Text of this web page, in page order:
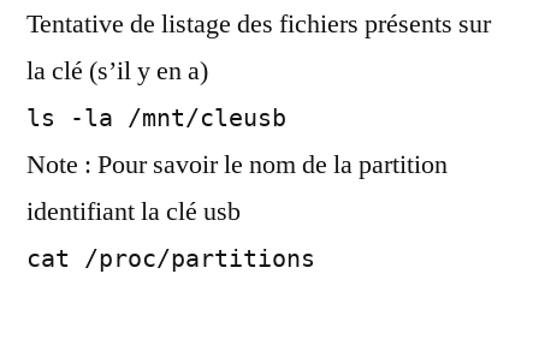
Tentative de listage des fichiers présents sur
la clé (s’il y en a)
ls -la /mnt/cleusb
Note : Pour savoir le nom de la partition
identifiant la clé usb
cat /proc/partitions